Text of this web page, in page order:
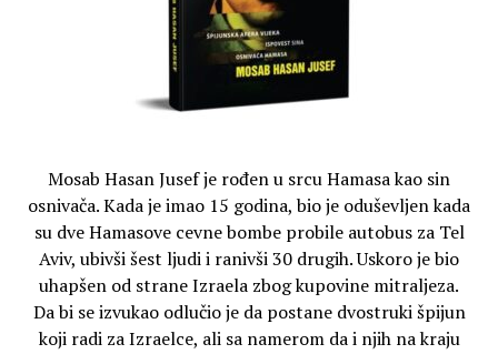
Mosab Hasan Jusef je rođen u srcu Hamasa kao sin
osnivača. Kada je imao 15 godina, bio je oduševljen kada
su dve Hamasove cevne bombe probile autobus za Tel
Aviv, ubivši šest ljudi i ranivši 30 drugih. Uskoro je bio
uhapšen od strane Izraela zbog kupovine mitraljeza.
Da bi se izvukao odlučio je da postane dvostruki špijun
koji radi za Izraelce, ali sa namerom da i njih na kraju